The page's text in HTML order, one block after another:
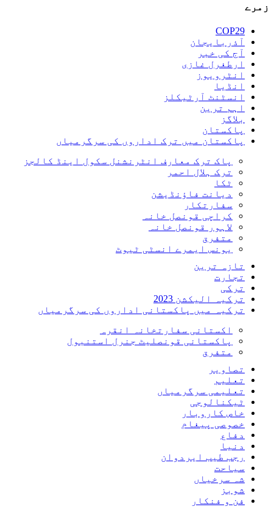
زمرے
COP29
آذربایجان
آج کی خبر
ارطغرل غازی
انٹرویوز
انڈیا
انسٹنٹ آرٹیکلز
اہم ترین
بلاگز
پاکستان
پاکستان میں ترک اداروں کی سرگرمیاں
پاک ترک معارف انٹرنشنل سکول اینڈ کالجز
ترک ہلال احمر
ٹکا
دیانت فاؤنڈیشن
سفارتکار
کراچی قونصل خانہ
لاہور قونصل خانہ
متفرق
یونس ایمرے انسٹی ٹیوٹ
تازہ ترین
تجارت
ترکی
ترکیہ الیکشن 2023
ترکیہ میں پاکستانی اداروں کی سرگرمیاں
اکستانی سفارتخانہ انقرہ
پاکستانی قونصلیٹ جنرل استنبول
متفرق
تصاویر
تعلیم
تعلیمی سرگرمیاں
ٹیکنالوجی
خاص کاروبار
خصوصی پیغام
دفاع
دنیا
رجب طیب ایردوان
سیاحت
شہ سرخیاں
شوبز
فن و فنکار